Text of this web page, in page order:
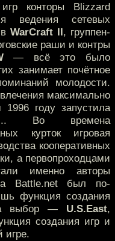
конторы Blizzard
ведения сетевых
WarCraft II, группен-
раши и контры
— всё это было
занимает почётное
молодости.
максимально
году запустила
Во времена
курток игровая
кооперативных
а первопроходцами
именно авторы
Battle.net был по-
функция создания
выбор — U.S.East,
создания игр и
игре.